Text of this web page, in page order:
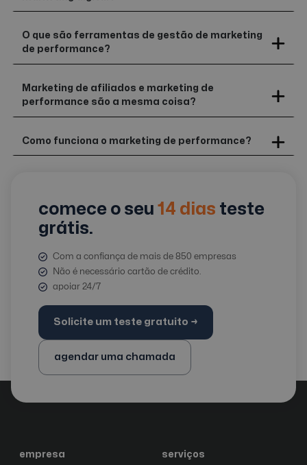
O que são ferramentas de gestão de marketing
de performance?
Marketing de afiliados e marketing de
performance são a mesma coisa?
Como funciona o marketing de performance?
comece o seu 14 dias teste
grátis.
Com a confiança de mais de 850 empresas
Não é necessário cartão de crédito.
apoiar 24/7
Solicite um teste gratuito →
agendar uma chamada
empresa serviços